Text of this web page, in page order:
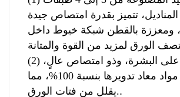
تتميز بقدرة امتصاص جيدة
ومعززة بالقطن شبكة خيوط داخل
الورق لمزيد من القوة والمتانة
(2) إنه لطيف على البشرة، وذو امتصاص عالٍ،
ومصنوع من مواد معاد تدويرها بنسبة 100%، مما
يقلل من فتات الورق..